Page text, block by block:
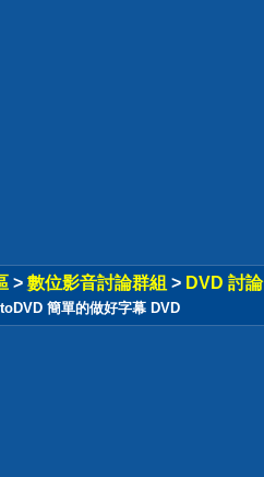
> 數位影音討論群組 > DVD 討
簡單的做好字幕 DVD